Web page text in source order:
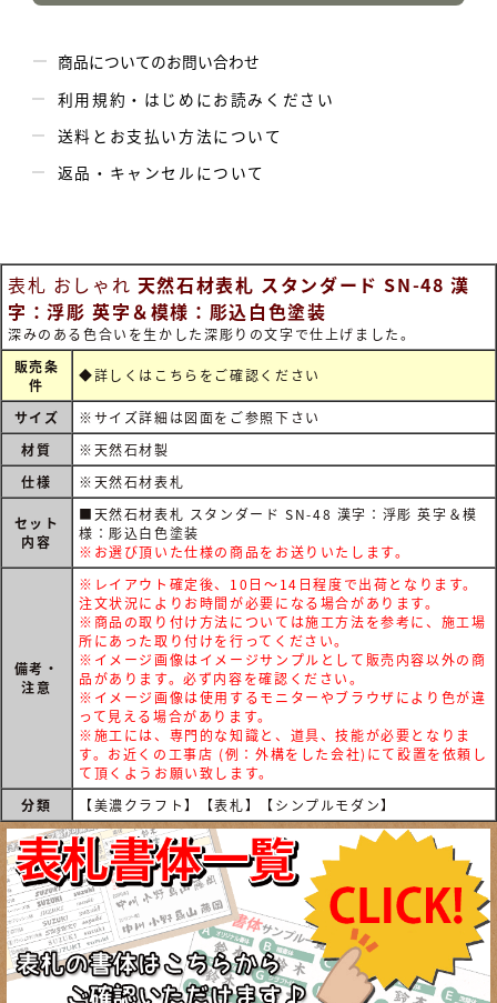
商品についてのお問い合わせ
利用規約・はじめにお読みください
送料とお支払い方法について
返品・キャンセルについて
表札 おしゃれ 天然石材表札 スタンダード SN-48 漢
字：浮彫 英字＆模様：彫込白色塗装
深みのある色合いを生かした深彫りの文字で仕上げました。
販売条
件
◆詳しくは こちらをご確認ください
サイズ
※サイズ詳細は図面をご参照下さい
材質
※天然石材製
仕様
※天然石材表札
セット
内容
■天然石材表札 スタンダード SN-48 漢字：浮彫 英字＆模
様：彫込白色塗装
※お選び頂いた仕様の商品をお送りいたします。
備考・
注意
※レイアウト確定後、10日～14日程度で出荷となります。
注文状況によりお時間が必要になる場合があります。
※商品の取り付け方法については施工方法を参考に、施工場
所にあった取り付けを行ってください。
※イメージ画像はイメージサンプルとして販売内容以外の商
品があります。必ず内容を確認ください。
※イメージ画像は使用するモニターやブラウザにより色が違
って見える場合があります。
※施工には、専門的な知識と、道具、技能が必要となりま
す。お近くの工事店 (例：外構をした会社)にて設置を依頼し
て頂くようお願い致します。
分類
【美濃クラフト】【表札】【シンプルモダン】